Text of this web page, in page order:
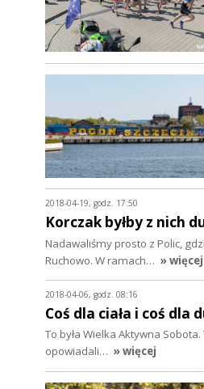
2018-04-19, godz. 17:50
Korczak byłby z nich
Nadawaliśmy prosto z Polic,
Ruchowo. W ramach… » więcej
2018-04-06, godz. 08:16
Coś dla ciała i coś dla
To była Wielka Aktywna
opowiadali… » więcej